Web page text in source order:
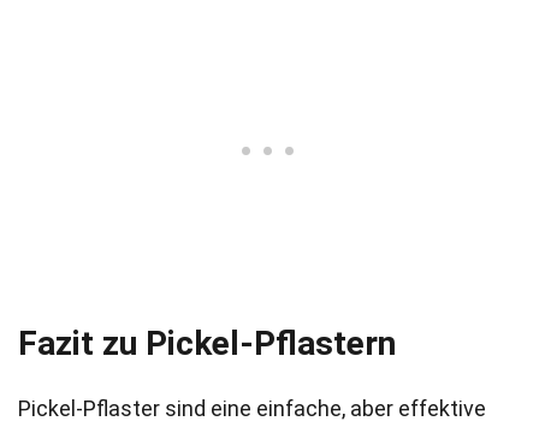
Fazit zu Pickel-Pflastern
Pickel-Pflaster sind eine einfache, aber effektive